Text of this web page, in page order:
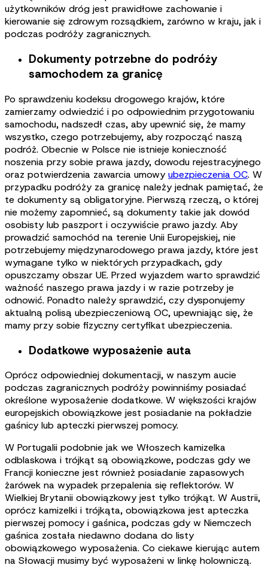
użytkowników dróg jest prawidłowe zachowanie i
kierowanie się zdrowym rozsądkiem, zarówno w kraju, jak i
podczas podróży zagranicznych.
Dokumenty potrzebne do podróży
samochodem za granicę
Po sprawdzeniu kodeksu drogowego krajów, które
zamierzamy odwiedzić i po odpowiednim przygotowaniu
samochodu, nadszedł czas, aby upewnić się, że mamy
wszystko, czego potrzebujemy, aby rozpocząć naszą
podróż. Obecnie w Polsce nie istnieje konieczność
noszenia przy sobie prawa jazdy, dowodu rejestracyjnego
oraz potwierdzenia zawarcia umowy ubezpieczenia OC. W
przypadku podróży za granicę należy jednak pamiętać, że
te dokumenty są obligatoryjne. Pierwszą rzeczą, o której
nie możemy zapomnieć, są dokumenty takie jak dowód
osobisty lub paszport i oczywiście prawo jazdy. Aby
prowadzić samochód na terenie Unii Europejskiej, nie
potrzebujemy międzynarodowego prawa jazdy, które jest
wymagane tylko w niektórych przypadkach, gdy
opuszczamy obszar UE. Przed wyjazdem warto sprawdzić
ważność naszego prawa jazdy i w razie potrzeby je
odnowić. Ponadto należy sprawdzić, czy dysponujemy
aktualną polisą ubezpieczeniową OC, upewniając się, że
mamy przy sobie fizyczny certyfikat ubezpieczenia.
Dodatkowe wyposażenie auta
Oprócz odpowiedniej dokumentacji, w naszym aucie
podczas zagranicznych podróży powinniśmy posiadać
określone wyposażenie dodatkowe. W większości krajów
europejskich obowiązkowe jest posiadanie na pokładzie
gaśnicy lub apteczki pierwszej pomocy.
W Portugalii podobnie jak we Włoszech kamizelka
odblaskowa i trójkąt są obowiązkowe, podczas gdy we
Francji konieczne jest również posiadanie zapasowych
żarówek na wypadek przepalenia się reflektorów. W
Wielkiej Brytanii obowiązkowy jest tylko trójkąt. W Austrii,
oprócz kamizelki i trójkąta, obowiązkowa jest apteczka
pierwszej pomocy i gaśnica, podczas gdy w Niemczech
gaśnica została niedawno dodana do listy
obowiązkowego wyposażenia. Co ciekawe kierując autem
na Słowacji musimy być wyposażeni w linkę holowniczą.